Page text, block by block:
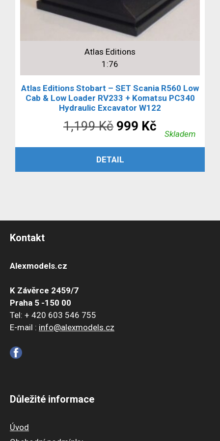
Atlas Editions
1:76
Atlas Editions Stobart – SET Scania R560 Low
Cab & Low Loader RV233 + Komatsu PC340
Hydraulic Excavator W122
1,199Kč Původní
cena
byla:
999 Kč
cena
Skladem
ČTĚTE VÍCE
DETAIL
Kontakt
Alexmodels.cz
K Závěrce 2459/7
Praha 5 -150 00
Tel: + 420 603 546 755
E-mail : info@alexmodels.cz
Důležité informace
Úvod